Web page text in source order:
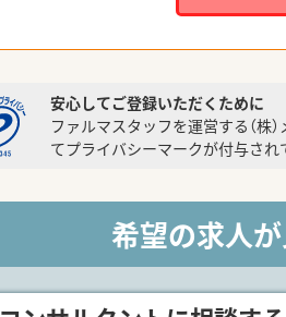
安心してご登録いただくために
ファルマスタッフを運営する（株
てプライバシーマークが付与され
希望の求人